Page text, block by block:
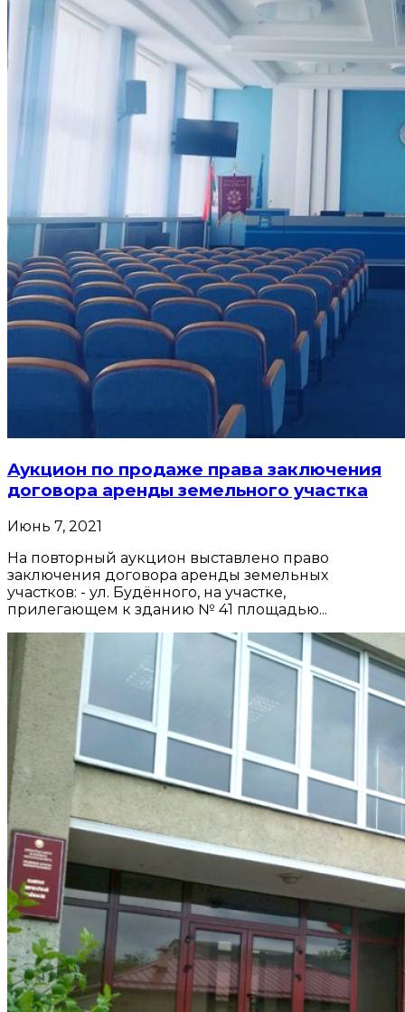
Аукцион по продаже права заключения
договора аренды земельного участка
Июнь 7, 2021
На повторный аукцион выставлено право
заключения договора аренды земельных
участков: - ул. Будённого, на участке,
прилегающем к зданию № 41 площадью...